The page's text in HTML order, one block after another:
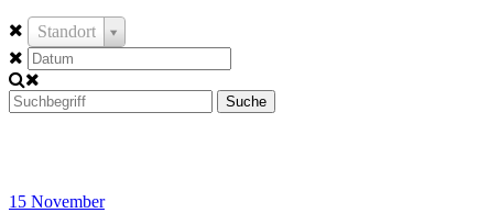
Standort
Suche
15 November